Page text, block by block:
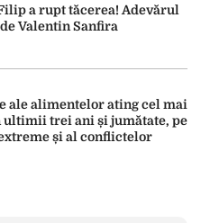
a rupt tăcerea! Adevărul
Valentin Sanfira
ale alimentelor ating cel mai
trei ani și jumătate, pe
și al conflictelor